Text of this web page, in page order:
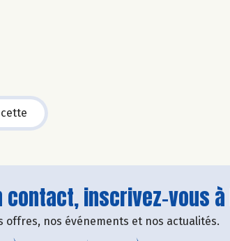
contact, inscrivez-vous
offres, nos événements et nos actualités.